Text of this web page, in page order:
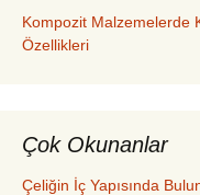
Kompozit Malzemelerde
Özellikleri
Çok Okunanlar
Çeliğin İç Yapısında